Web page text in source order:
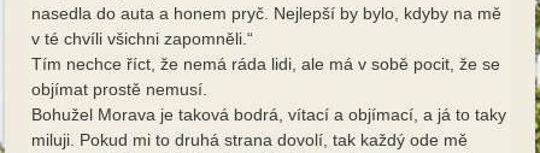
nasedla do auta a honem pryč. Nejlepší by bylo, kdyby na mě
v té chvíli všichni zapomněli.“
Tím nechce říct, že nemá ráda lidi, ale má v sobě pocit, že se
objímat prostě nemusí.
Bohužel Morava je taková bodrá, vítací a objímací, a já to taky
miluji. Pokud mi to druhá strana dovolí, tak každý ode mě